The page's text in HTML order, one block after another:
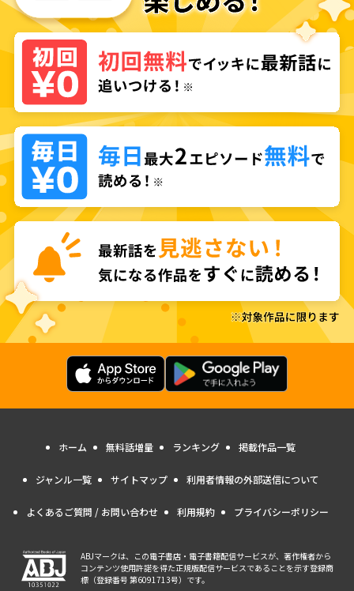
ホーム 無料話増量 ランキング 掲載作品一覧
ジャンル一覧 サイトマップ 利用者情報の外部送信について
よくあるご質問 / お問い合わせ 利用規約 プライバシーポリシー
ABJマークは、この電子書店・電子書籍配信サービスが、著作権者から
コンテンツ使用許諾を得た正規版配信サービスであることを示す登録商
標（登録番号 第6091713号）です。